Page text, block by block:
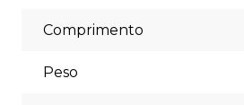
Comprimento
Peso